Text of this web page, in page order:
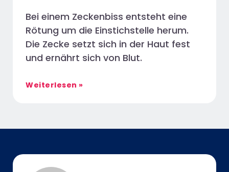
Bei einem Zeckenbiss entsteht eine
Rötung um die Einstichstelle herum.
Die Zecke setzt sich in der Haut fest
und ernährt sich von Blut.
Weiterlesen »